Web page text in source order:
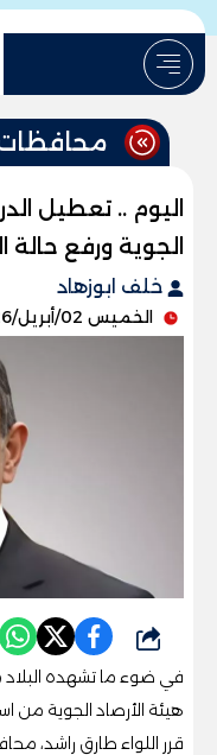
اليوم .. تعطيل
الجوية ورفع حالة
خلف ابوزهاد
الخميس 02/أبريل/2026 - 06:59 ص
شارك
في ضوء ما تشهده البلاد
هيئة الأرصاد الجوية من
قرر اللواء طارق راشد،